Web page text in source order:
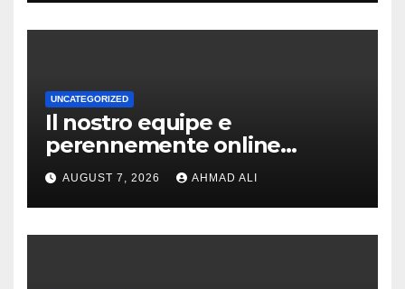
UNCATEGORIZED
Il nostro equipe e
perennemente online
addirittura, nell’eventualita
che dovuto, possiamo aiutarti
rapidamente nella ingresso
AUGUST 7, 2026 AHMAD ALI